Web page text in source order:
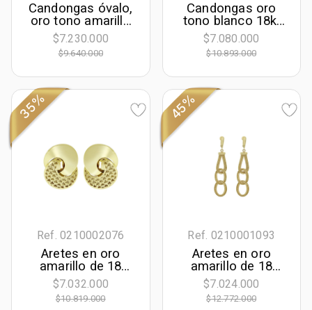
Candongas óvalo,
oro tono amarillo
18k, liso
$7.230.000
$9.640.000
Candongas oro
tono blanco 18k,
rodinado, liso
$7.080.000
$10.893.000
35%
Ref. 0210002076
Aretes en oro
amarillo de 18
Kilates con visos,
Figuras
geométricas
$7.032.000
$10.819.000
45%
Ref. 0210001093
Aretes en oro
amarillo de 18
Kilates con visos
$7.024.000
$12.772.000